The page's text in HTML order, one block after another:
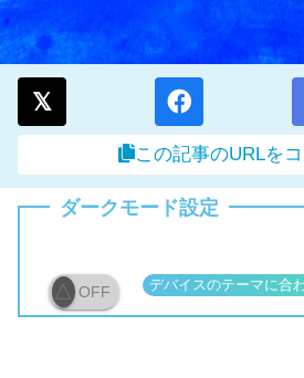
この記事のURLを
ダークモード設定
OFF